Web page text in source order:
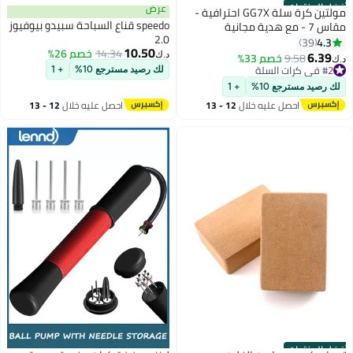
أفضل المنتجات مولتين كرة سلة GG7X احترافية -
مقاس 7 - مع هدية مجانية
4.3
39
د.ك‏6.39
9.58خصم 33%
#2 في كرات السلة
#2 في كرات السلة
لك رصيد مسترجع 10% + 1
احصل عليه خلال 12 - 13
عرض
speedo قناع السباحة سبيدو بيوفيوز
2.0
د.ك‏10.50
14.34خصم 26%
لك رصيد مسترجع 10% + 1
احصل عليه خلال 12 - 13